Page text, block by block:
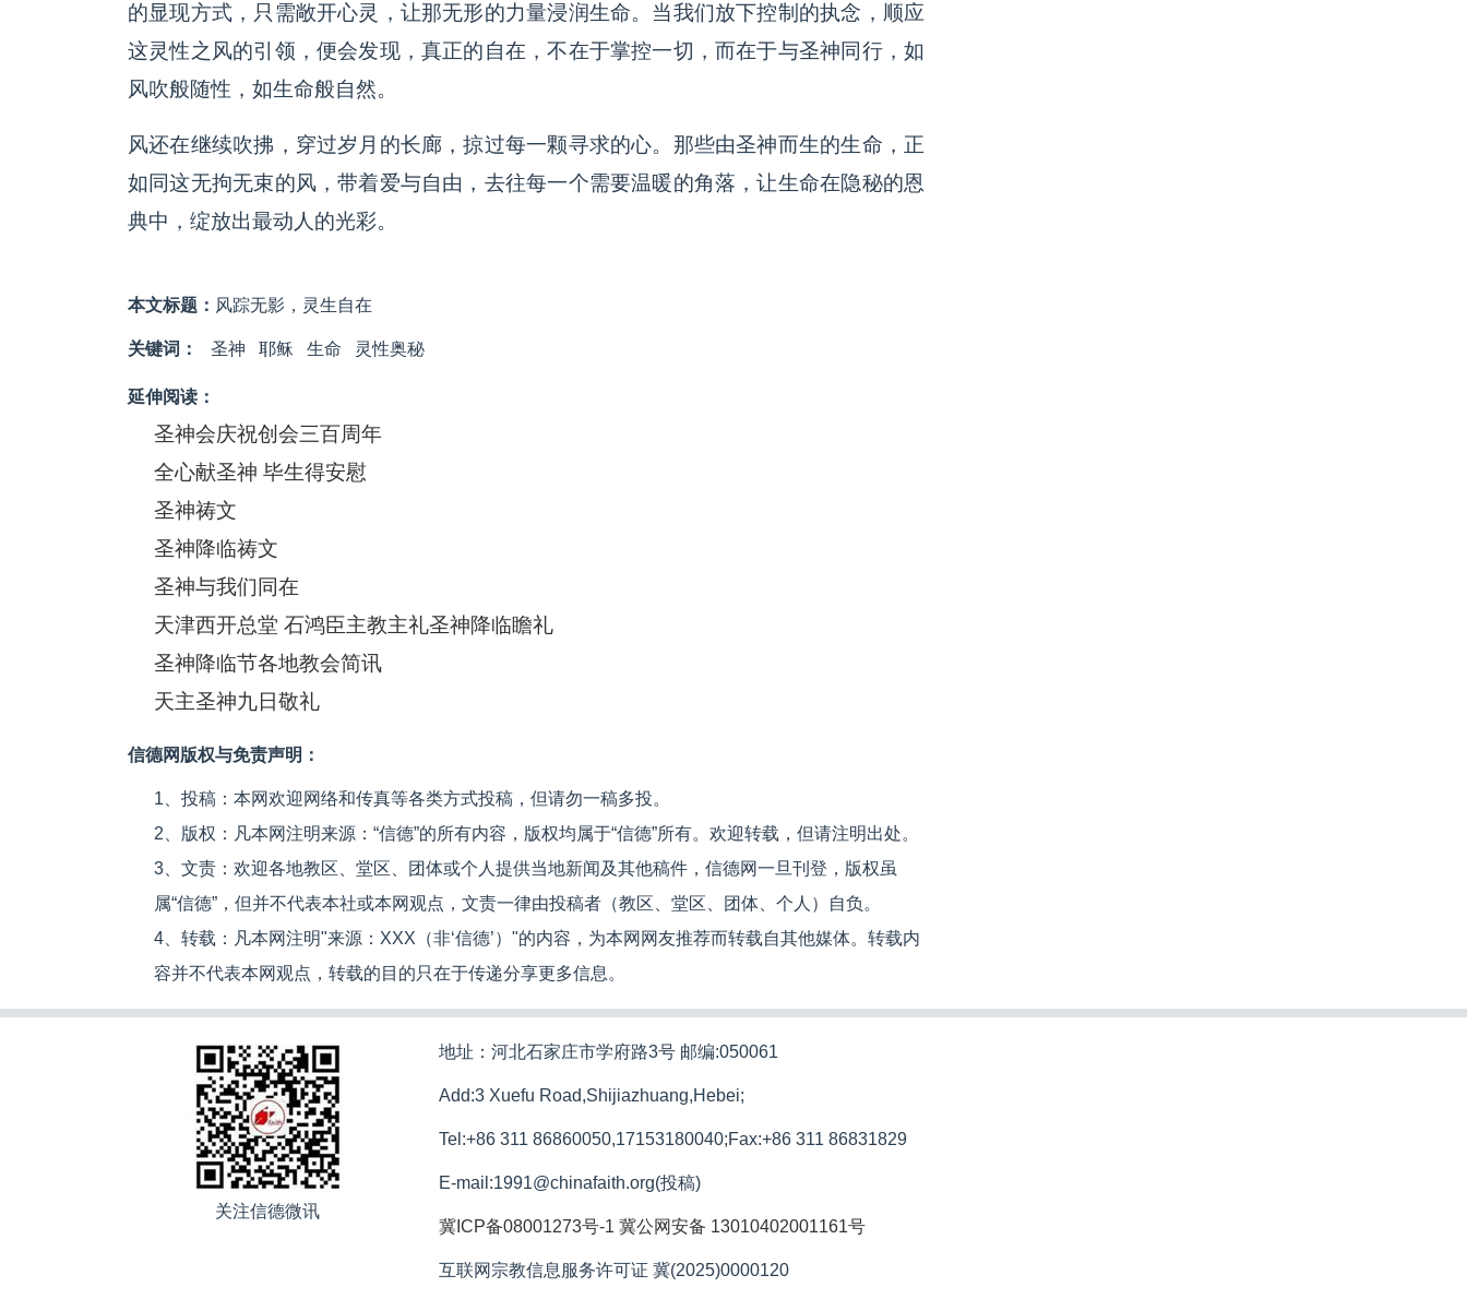
的显现方式，只需敞开心灵，让那无形的力量浸润生命。当我们放下控制的执念，顺应
这灵性之风的引领，便会发现，真正的自在，不在于掌控一切，而在于与圣神同行，如
风吹般随性，如生命般自然。
风还在继续吹拂，穿过岁月的长廊，掠过每一颗寻求的心。那些由圣神而生的生命，正
如同这无拘无束的风，带着爱与自由，去往每一个需要温暖的角落，让生命在隐秘的恩
典中，绽放出最动人的光彩。
本文标题： 风踪无影，灵生自在
关键词： 圣神 耶稣 生命 灵性奥秘
延伸阅读：
圣神会庆祝创会三百周年
全心献圣神 毕生得安慰
圣神祷文
圣神降临祷文
圣神与我们同在
天津西开总堂 石鸿臣主教主礼圣神降临瞻礼
圣神降临节各地教会简讯
天主圣神九日敬礼
信德网版权与免责声明：
1、投稿：本网欢迎网络和传真等各类方式投稿，但请勿一稿多投。
2、版权：凡本网注明来源：“信德”的所有内容，版权均属于“信德”所有。欢迎转载，但请注明出处。
3、文责：欢迎各地教区、堂区、团体或个人提供当地新闻及其他稿件，信德网一旦刊登，版权虽
属“信德”，但并不代表本社或本网观点，文责一律由投稿者（教区、堂区、团体、个人）自负。
4、转载：凡本网注明"来源：XXX（非‘信德’）"的内容，为本网网友推荐而转载自其他媒体。转载内
容并不代表本网观点，转载的目的只在于传递分享更多信息。
关注信德微讯
地址：河北石家庄市学府路3号 邮编:050061
Add:3 Xuefu Road,Shijiazhuang,Hebei;
Tel:+86 311 86860050,17153180040;Fax:+86 311 86831829
E-mail:1991@chinafaith.org(投稿)
冀ICP备08001273号-1 冀公网安备 13010402001161号
互联网宗教信息服务许可证 冀(2025)0000120